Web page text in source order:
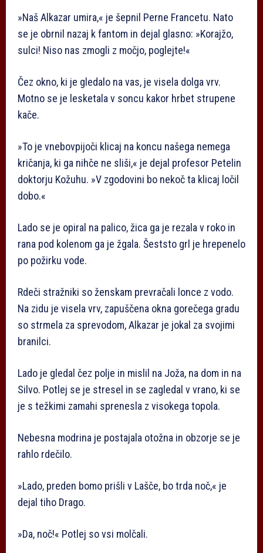
»Naš Alkazar umira,« je šepnil Perne Francetu. Nato
se je obrnil nazaj k fantom in dejal glasno: »Korajžo,
sulci! Niso nas zmogli z močjo, poglejte!«
Čez okno, ki je gledalo na vas, je visela dolga vrv.
Motno se je lesketala v soncu kakor hrbet strupene
kače.
»To je vnebovpijoči klicaj na koncu našega nemega
kričanja, ki ga nihče ne sliši,« je dejal profesor Petelin
doktorju Kožuhu. »V zgodovini bo nekoč ta klicaj ločil
dobo.«
Lado se je opiral na palico, žica ga je rezala v roko in
rana pod kolenom ga je žgala. Šeststo grl je hrepenelo
po požirku vode.
Rdeči stražniki so ženskam prevračali lonce z vodo.
Na zidu je visela vrv, zapuščena okna gorečega gradu
so strmela za sprevodom, Alkazar je jokal za svojimi
branilci.
Lado je gledal čez polje in mislil na Joža, na dom in na
Silvo. Potlej se je stresel in se zagledal v vrano, ki se
je s težkimi zamahi sprenesla z visokega topola.
Nebesna modrina je postajala otožna in obzorje se je
rahlo rdečilo.
»Lado, preden bomo prišli v Lašče, bo trda noč,« je
dejal tiho Drago.
»Da, noč!« Potlej so vsi molčali.